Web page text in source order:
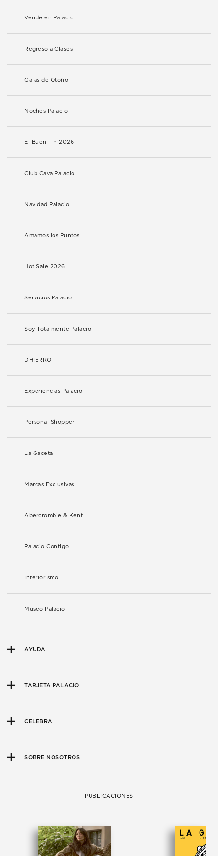
Vende en Palacio
Regreso a Clases
Galas de Otoño
Noches Palacio
El Buen Fin 2026
Club Cava Palacio
Navidad Palacio
Amamos los Puntos
Hot Sale 2026
Servicios Palacio
Soy Totalmente Palacio
DHIERRO
Experiencias Palacio
Personal Shopper
La Gaceta
Marcas Exclusivas
Abercrombie & Kent
Palacio Contigo
Interiorismo
Museo Palacio
AYUDA
TARJETA PALACIO
CELEBRA
SOBRE NOSOTROS
PUBLICACIONES